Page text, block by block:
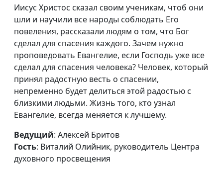
бесов силой
Евангелия
Олийник, руководитель
Центра духовного
просвещения
Сила Евангелия:
преобразование
Алексей Бритов, Виталий
Олийник, руководитель
Сила Евангелия:
победа над
грехом
Алексей Бритов, Виталий
Олийник, руководитель
Центра духовного
просвещения
Сила Евангелия:
Алексей Бритов, Виталий
Иисус Христос сказал своим ученикам, чтоб они
шли и научили все народы соблюдать Его
повеления, рассказали людям о том, что Бог
сделал для спасения каждого. Зачем нужно
проповедовать Евангелие, если Господь уже все
сделал для спасения человека? Человек, который
принял радостную весть о спасении,
непременно будет делиться этой радостью с
близкими людьми. Жизнь того, кто узнал
Евангелие, всегда меняется к лучшему.
Ведущий: Алексей Бритов
Гость: Виталий Олийник, руководитель Центра
духовного просвещения